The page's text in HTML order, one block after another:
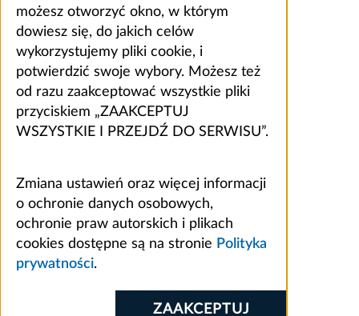
możesz otworzyć okno, w którym
dowiesz się, do jakich celów
wykorzystujemy pliki cookie, i
potwierdzić swoje wybory. Możesz też
od razu zaakceptować wszystkie pliki
przyciskiem „ZAAKCEPTUJ
WSZYSTKIE I PRZEJDŹ DO SERWISU”.
Zmiana ustawień oraz więcej informacji
o ochronie danych osobowych,
ochronie praw autorskich i plikach
cookies dostępne są na stronie Polityka
prywatności.
ZAAKCEPTUJ